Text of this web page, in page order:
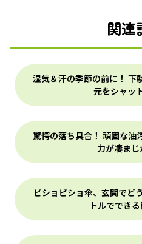
関連
湿気＆汗の季節の前に！ 下
元をシャッ
驚愕の落ち具合！ 頑固な油
力が凄まじ
ビショビショ傘、玄関でど
トルででき